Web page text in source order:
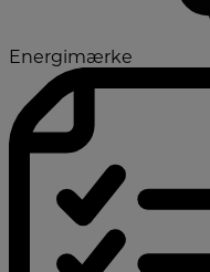
Energimærke